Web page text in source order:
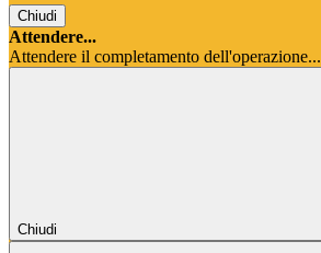
Chiudi
Attendere...
Attendere il completamento dell'operazione...
Chiudi